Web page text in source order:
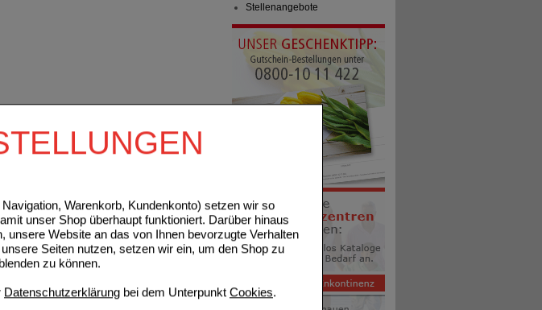
Warenkorb, Kundenkonto) setzen wir so
unser Shop überhaupt funktioniert. Darüber hinaus
unsere Website an das von Ihnen bevorzugte Verhalten
Seiten nutzen, setzen wir ein, um den Shop zu
zu können.
Datenschutzerklärung bei dem Unterpunkt Cookies.
Stellenangebote